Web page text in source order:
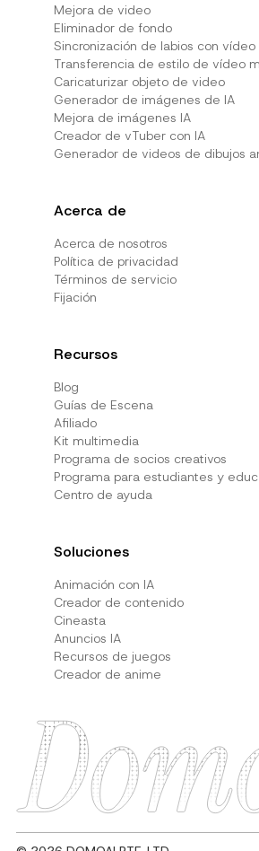
Mejora de video
Eliminador de fondo
Sincronización de labios con vídeo
Transferencia de estilo de vídeo
Caricaturizar objeto de video
Generador de imágenes de IA
Mejora de imágenes IA
Creador de vTuber con IA
Generador de videos de dibujos
Acerca de
Acerca de nosotros
Política de privacidad
Términos de servicio
Fijación
Recursos
Blog
Guías de Escena
Afiliado
Kit multimedia
Programa de socios creativos
Programa para estudiantes y
Centro de ayuda
Soluciones
Animación con IA
Creador de contenido
Cineasta
Anuncios IA
Recursos de juegos
Creador de anime